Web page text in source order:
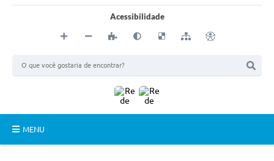
Acessibilidade
MENU